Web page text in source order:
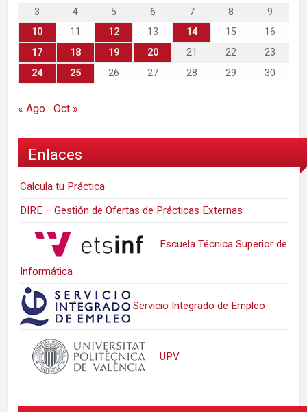
3
4 5 6 7 8
9
10
11 12 13 14 15
16
17
18 19 20 21 22
23
24
25 26 27 28 29 30
« Ago Oct »
Enlaces
Calcula tu Práctica
DIRE – Gestión de Ofertas de Prácticas Externas
Escuela Técnica Superior de
Informática
Servicio Integrado de Empleo
UPV